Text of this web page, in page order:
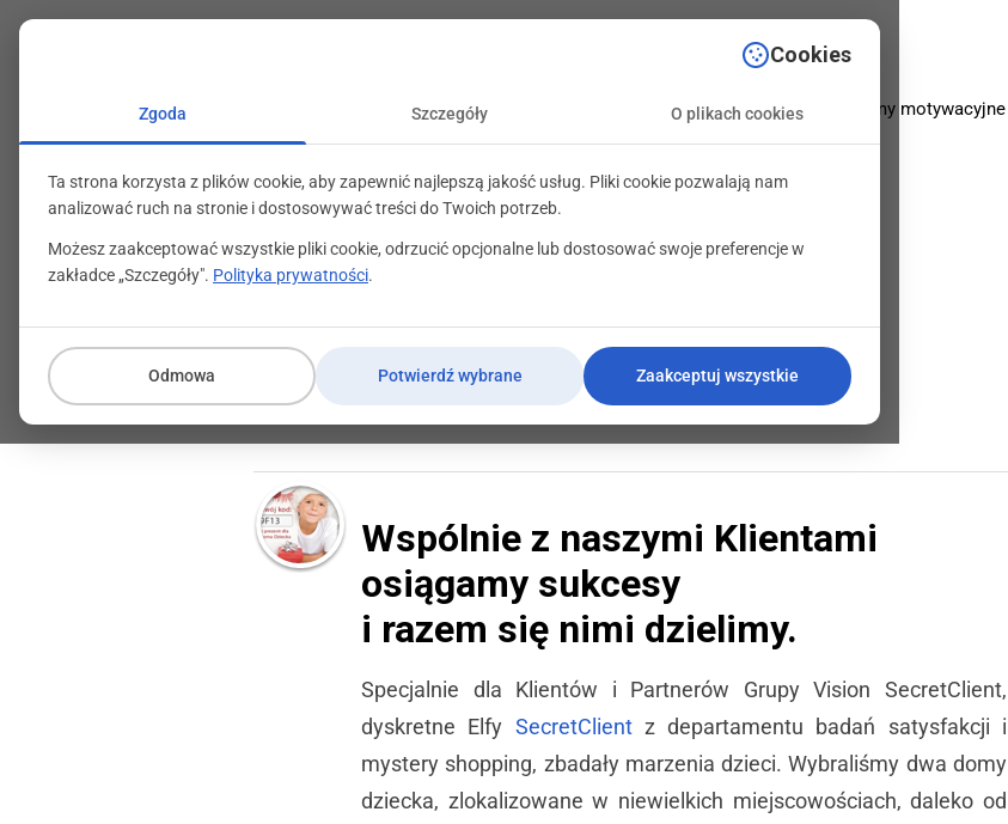
O firmie Oferta Programy motywacyjne
Zostań Mikołajem!
30 listopada 2012
Wspólnie z naszymi Klientami
osiągamy sukcesy
i razem się nimi dzielimy.
Specjalnie dla Klientów i Partnerów Grupy Vision SecretClient,
dyskretne Elfy SecretClientz departamentu badań satysfakcji i
mystery shopping, zbadały marzenia dzieci. Wybraliśmy dwa domy
dziecka, zlokalizowane w niewielkich miejscowościach, daleko od
Cookies
Zgoda Szczegóły O plikach cookies
Ta strona korzysta z plików cookie, aby zapewnić najlepszą jakość usług. Pliki cookie pozwalają nam
analizować ruch na stronie i dostosowywać treści do Twoich potrzeb.
Możesz zaakceptować wszystkie pliki cookie, odrzucić opcjonalne lub dostosować swoje preferencje w
zakładce „Szczegóły". Polityka prywatności.
Odmowa Potwierdź wybrane Zaakceptuj wszystkie